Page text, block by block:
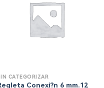
CATEGORIZAR
Conexi?n 6 mm.12